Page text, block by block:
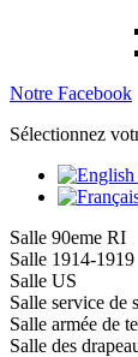
Notre Facebook
Sélectionnez
Salle 90eme RI
Salle 1914-1919
Salle US
Salle service de
Salle armée de
Salle des